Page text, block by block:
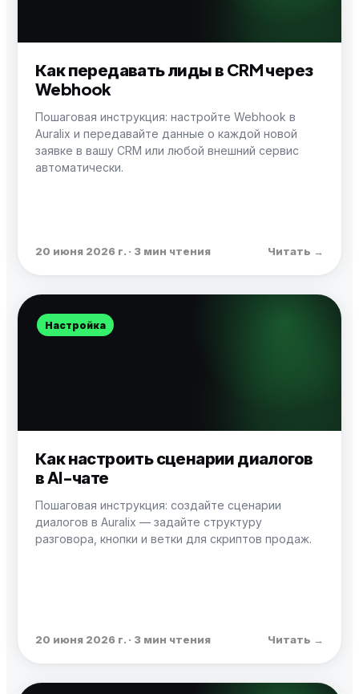
Как передавать лиды в CRM через
Webhook
Пошаговая инструкция: настройте Webhook в
Auralix и передавайте данные о каждой новой
заявке в вашу CRM или любой внешний сервис
автоматически.
20 июня 2026 г. · 3 мин чтения Читать →
Настройка
Как настроить сценарии диалогов
в AI-чате
Пошаговая инструкция: создайте сценарии
диалогов в Auralix — задайте структуру
разговора, кнопки и ветки для скриптов продаж.
20 июня 2026 г. · 3 мин чтения Читать →